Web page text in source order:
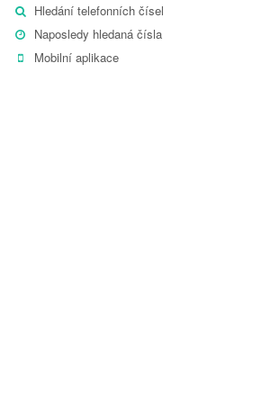
Hledání telefonních čísel
Naposledy hledaná čísla
Mobilní aplikace